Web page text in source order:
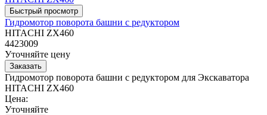
Гидромотор поворота башни с редуктором
HITACHI ZX460
4423009
Уточняйте цену
Гидромотор поворота башни с редуктором для Экскаватора
HITACHI ZX460
Цена:
Уточняйте